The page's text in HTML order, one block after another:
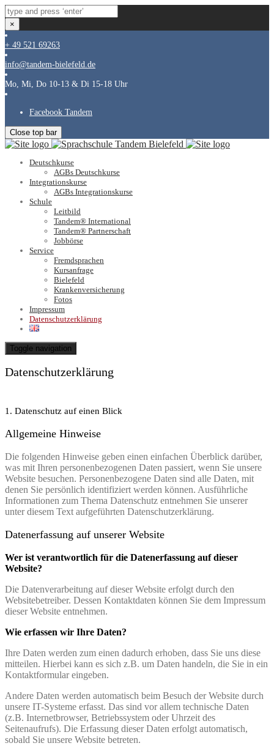
×
+ 49 521 69263
info@tandem-bielefeld.de
Mo, Mi, Do 10-13 & Di 15-18 Uhr
Facebook Tandem
Close top bar
Deutschkurse
AGBs Deutschkurse
Integrationskurse
AGBs Integrationskurse
Schule
Leitbild
Tandem® International
Tandem® Partnerschaft
Jobbörse
Service
Fremdsprachen
Kursanfrage
Bielefeld
Krankenversicherung
Fotos
Impressum
Datenschutzerklärung
Toggle navigation
Datenschutzerklärung
1. Datenschutz auf einen Blick
Allgemeine Hinweise
Die folgenden Hinweise geben einen einfachen Überblick darüber,
was mit Ihren personenbezogenen Daten passiert, wenn Sie unsere
Website besuchen. Personenbezogene Daten sind alle Daten, mit
denen Sie persönlich identifiziert werden können. Ausführliche
Informationen zum Thema Datenschutz entnehmen Sie unserer
unter diesem Text aufgeführten Datenschutzerklärung.
Datenerfassung auf unserer Website
Wer ist verantwortlich für die Datenerfassung auf dieser
Website?
Die Datenverarbeitung auf dieser Website erfolgt durch den
Websitebetreiber. Dessen Kontaktdaten können Sie dem Impressum
dieser Website entnehmen.
Wie erfassen wir Ihre Daten?
Ihre Daten werden zum einen dadurch erhoben, dass Sie uns diese
mitteilen. Hierbei kann es sich z.B. um Daten handeln, die Sie in ein
Kontaktformular eingeben.
Andere Daten werden automatisch beim Besuch der Website durch
unsere IT-Systeme erfasst. Das sind vor allem technische Daten
(z.B. Internetbrowser, Betriebssystem oder Uhrzeit des
Seitenaufrufs). Die Erfassung dieser Daten erfolgt automatisch,
sobald Sie unsere Website betreten.